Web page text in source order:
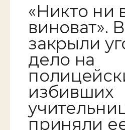
«Никто ни
виноват».
закрыли
дело на
избивших
приняли